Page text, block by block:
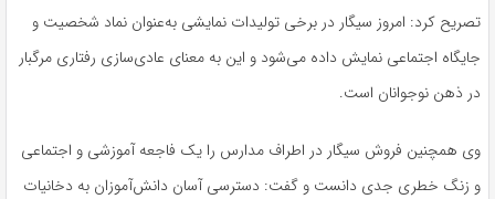
تصریح کرد: امروز سیگار در برخی تولیدات نمایشی به‌عنوان نماد شخصیت و
جایگاه اجتماعی نمایش داده می‌شود و این به معنای عادی‌سازی رفتاری مرگبار
در ذهن نوجوانان است.
وی همچنین فروش سیگار در اطراف مدارس را یک فاجعه آموزشی و اجتماعی
و زنگ خطری جدی دانست و گفت: دسترسی آسان دانش‌آموزان به دخانیات